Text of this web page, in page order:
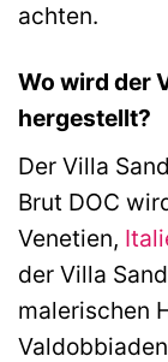
achten.
Wo wird der
hergestellt?
Der Villa
Brut DOC
Venetien,
der Villa
malerischen